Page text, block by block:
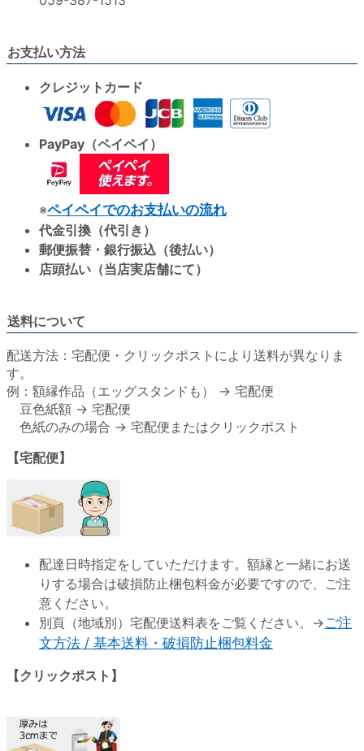
お支払い方法
クレジットカード
PayPay（ペイペイ）
※ペイペイでのお支払いの流れ
代金引換（代引き）
郵便振替・銀行振込（後払い）
店頭払い（当店実店舗にて）
送料について
配送方法：宅配便・クリックポストにより送料が異なりま
す。
例：額縁作品（エッグスタンドも） → 宅配便
豆色紙額 → 宅配便
色紙のみの場合 → 宅配便またはクリックポスト
【宅配便】
配達日時指定をしていただけます。額縁と一緒にお送
りする場合は破損防止梱包料金が必要ですので、ご注
意ください。
別頁（地域別）宅配便送料表をご覧ください。→ご注
文方法 / 基本送料・破損防止梱包料金
【クリックポスト】